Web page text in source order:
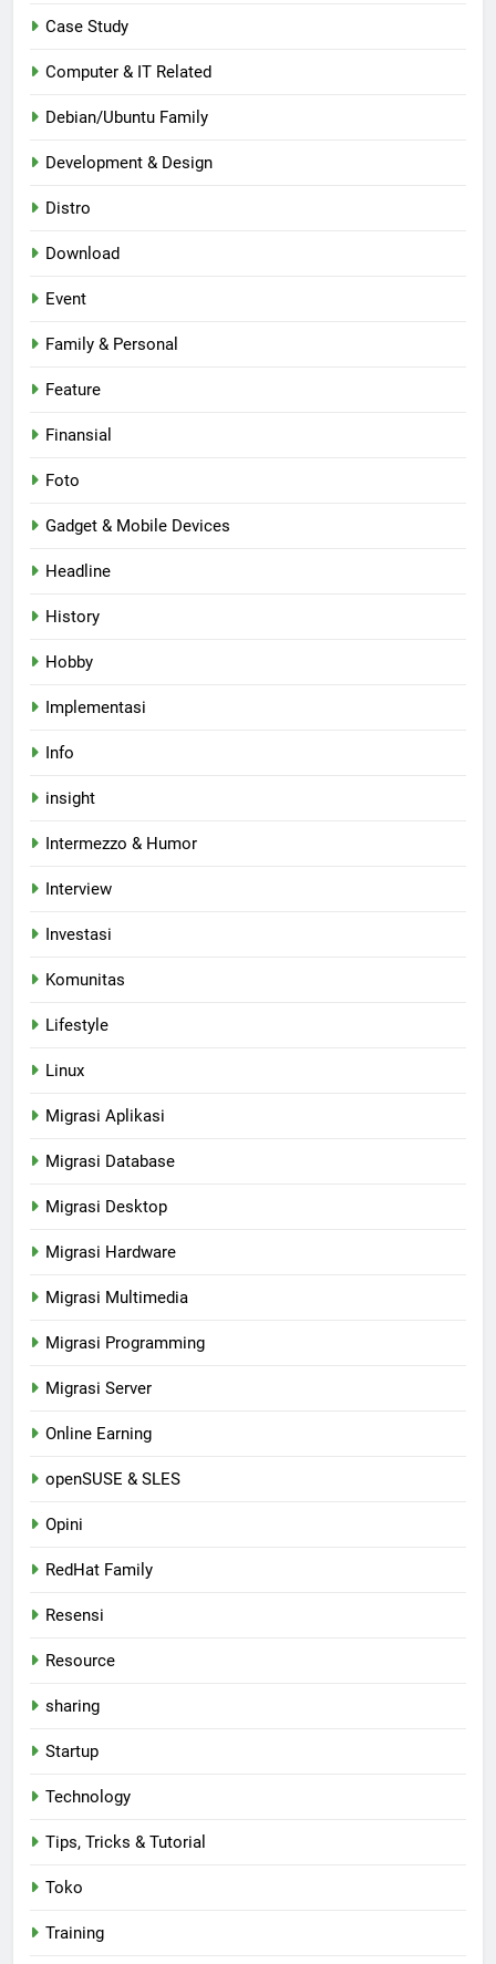
Case Study
Computer & IT Related
Debian/Ubuntu Family
Development & Design
Distro
Download
Event
Family & Personal
Feature
Finansial
Foto
Gadget & Mobile Devices
Headline
History
Hobby
Implementasi
Info
insight
Intermezzo & Humor
Interview
Investasi
Komunitas
Lifestyle
Linux
Migrasi Aplikasi
Migrasi Database
Migrasi Desktop
Migrasi Hardware
Migrasi Multimedia
Migrasi Programming
Migrasi Server
Online Earning
openSUSE & SLES
Opini
RedHat Family
Resensi
Resource
sharing
Startup
Technology
Tips, Tricks & Tutorial
Toko
Training